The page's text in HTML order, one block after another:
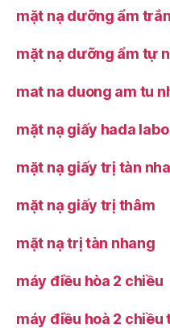
mặt nạ dưỡng ẩm
mặt nạ dưỡng ẩm tự
mat na duong am tu
mặt nạ giấy hada labo
mặt nạ giấy trị tàn
mặt nạ giấy trị thâm
mặt nạ trị tàn nhang
máy điều hòa 2 chiều
máy điều hoà 2 chiều